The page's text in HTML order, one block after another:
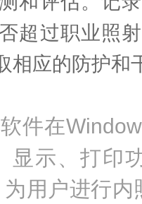
超过职业照
相应的防护和
件在
显示、打印
用户进行